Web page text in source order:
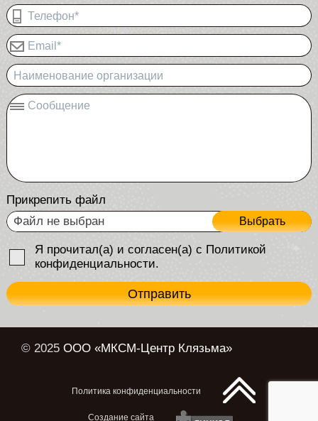
Телефон*
Email*
Наименование организации
Сообщение
Прикрепить файл
Выбрать
Файл не выбран
Я прочитал(а) и согласен(а) с Политикой
конфиденциальности.
Отправить
© 2025ООО «МКСМ-Центр Клязьма»
Политика конфиденциальности
Создание сайта